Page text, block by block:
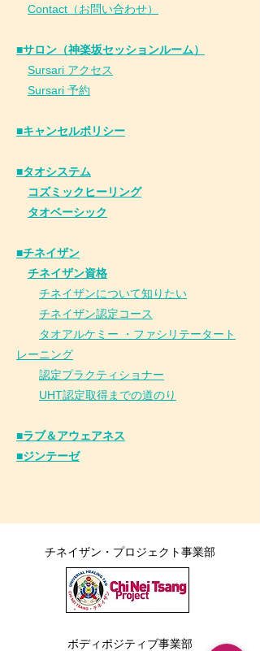
Contact（お問い合わせ）
■サロン（神楽坂セッションルーム）
Sursari アクセス
Sursari 予約
​■キャンセルポリシー
■タオシステム
コズミックヒーリング
タオベーシック
■チネイザン
チネイザン資格
チネイザンについて知りたい
チネイザン認定コース
タオアルケミー ・ファシリテータート
レーニング
認定プラクティショナー
UHT認定取得までの道のり
■ラブ＆アウェアネス
■ジンテーゼ
チネイザン・プロジェクト事業部
ボディポジティブ事業部